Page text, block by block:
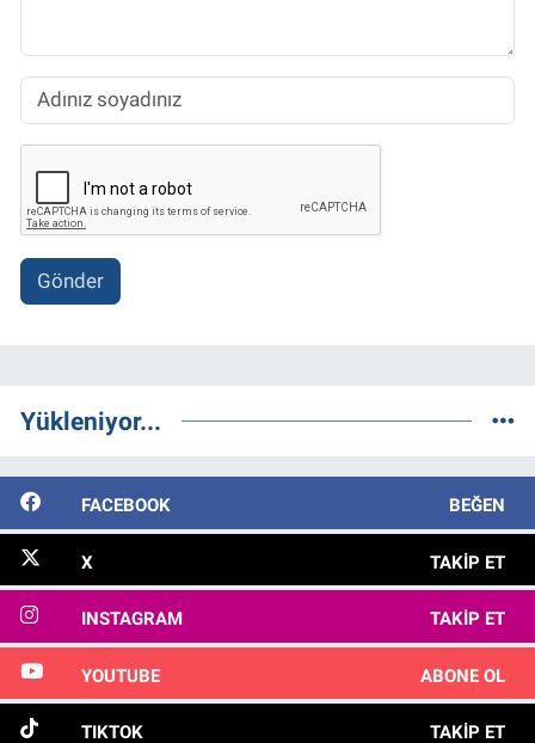
Gönder
Yükleniyor...
FACEBOOK BEĞEN
X TAKIP ET
INSTAGRAM TAKIP ET
YOUTUBE ABONE OL
TIKTOK TAKIP ET